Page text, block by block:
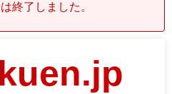
終了しました。